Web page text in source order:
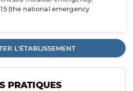
(the national emergency
L'ÉTABLISSEMENT
PRATIQUES